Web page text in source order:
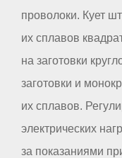
проволоки. Кует
их сплавов
на заготовки
заготовки и
их сплавов.
электрических
за показаниями